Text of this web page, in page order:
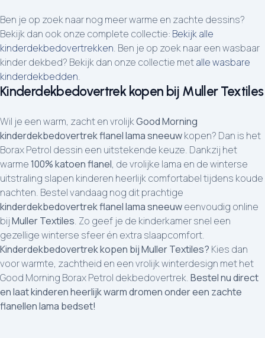
Ben je op zoek naar nog meer warme en zachte dessins?
Bekijk dan ook onze complete collectie: Bekijk alle
kinderdekbedovertrekken. Ben je op zoek naar een wasbaar
kinder dekbed? Bekijk dan onze collectie metalle wasbare
kinderdekbedden.
Kinderdekbedovertrek kopen bij Muller Textiles
Wil je een warm, zacht en vrolijkGood Morning
kinderdekbedovertrek flanel lama sneeuwkopen? Dan is het
Borax Petrol dessin een uitstekende keuze. Dankzij het
warme100% katoen flanel, de vrolijke lama en de winterse
uitstraling slapen kinderen heerlijk comfortabel tijdens koude
nachten. Bestel vandaag nog dit prachtige
kinderdekbedovertrek flanel lama sneeuweenvoudig online
bijMuller Textiles. Zo geef je de kinderkamer snel een
gezellige winterse sfeer én extra slaapcomfort.
Kinderdekbedovertrek kopen bij Muller Textiles? Kies dan
voor warmte, zachtheid en een vrolijk winterdesign met het
Good Morning Borax Petrol dekbedovertrek.Bestel nu direct
en laat kinderen heerlijk warm dromen onder een zachte
flanellen lama bedset!